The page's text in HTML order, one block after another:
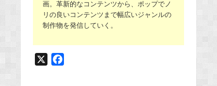
画。革新的なコンテンツから、ポップでノ
リの良いコンテンツまで幅広いジャンルの
制作物を発信していく。